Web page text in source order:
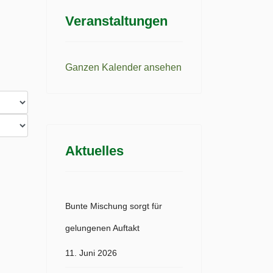
Veranstaltungen
Ganzen Kalender ansehen
Aktuelles
Bunte Mischung sorgt für
gelungenen Auftakt
11. Juni 2026